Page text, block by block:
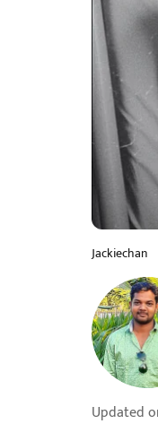
Jackiechan
Updated